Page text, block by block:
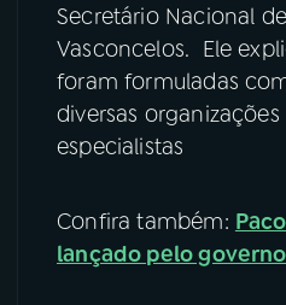
TikTok
Secretário Nacional
Vasconcelos. Ele
foram formuladas
diversas
especialistas
Confira também:
lançado pelo governo